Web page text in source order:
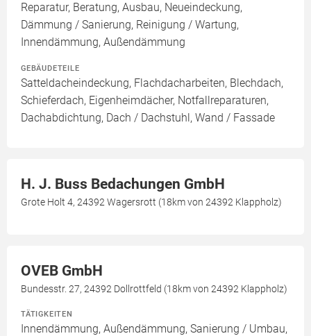
Reparatur, Beratung, Ausbau, Neueindeckung,
Dämmung / Sanierung, Reinigung / Wartung,
Innendämmung, Außendämmung
GEBÄUDETEILE
Satteldacheindeckung, Flachdacharbeiten, Blechdach,
Schieferdach, Eigenheimdächer, Notfallreparaturen,
Dachabdichtung, Dach / Dachstuhl, Wand / Fassade
H. J. Buss Bedachungen GmbH
Grote Holt 4, 24392 Wagersrott (18km von 24392 Klappholz)
OVEB GmbH
Bundesstr. 27, 24392 Dollrottfeld (18km von 24392 Klappholz)
TÄTIGKEITEN
Innendämmung, Außendämmung, Sanierung / Umbau,